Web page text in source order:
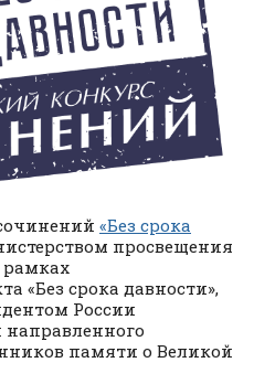
«Без срока
просвещения
рамках
«Без срока давности»,
России
памяти о Великой